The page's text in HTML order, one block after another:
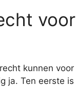
voor
kunnen voor
ja. Ten eerste is